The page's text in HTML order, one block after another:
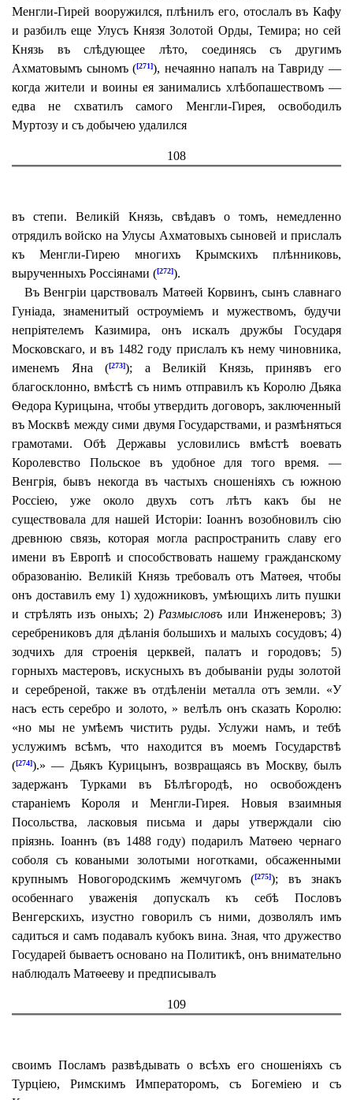
Менгли-Гирей вооружился, плѣнилъ его, отослалъ въ Кафу
и разбилъ еще Улусъ Князя Золотой Орды, Темира; но сей
Князь въ слѣдующее лѣто, соединясь съ другимъ
Ахматовымъ сыномъ ([271]), нечаянно напалъ на Тавриду —
когда жители и воины ея занимались хлѣбопашествомъ —
едва не схватилъ самого Менгли-Гирея, освободилъ
Муртозу и съ добычею удалился
108
въ степи. Великій Князь, свѣдавъ о томъ, немедленно
отрядилъ войско на Улусы Ахматовыхъ сыновей и прислалъ
къ Менгли-Гирею многихъ Крымскихъ плѣнниковь,
вырученныхъ Россіянами ([272]).
Въ Венгріи царствовалъ Матѳей Корвинъ, сынъ славнаго
Гуніада, знаменитый остроуміемъ и мужествомъ, будучи
непріятелемъ Казимира, онъ искалъ дружбы Государя
Московскаго, и въ 1482 году прислалъ къ нему чиновника,
именемъ Яна ([273]); а Великій Князь, принявъ его
благосклонно, вмѣстѣ съ нимъ отправилъ къ Королю Дьяка
Ѳедора Курицына, чтобы утвердить договоръ, заключенный
въ Москвѣ между сими двумя Государствами, и размѣняться
грамотами. Обѣ Державы условились вмѣстѣ воевать
Королевство Польское въ удобное для того время. —
Венгрія, бывъ некогда въ частыхъ сношеніяхъ съ южною
Россіею, уже около двухъ сотъ лѣтъ какъ бы не
существовала для нашей Исторіи: Іоаннъ возобновилъ сію
древнюю связь, которая могла распространить славу его
имени въ Европѣ и способствовать нашему гражданскому
образованію. Великій Князь требовалъ отъ Матѳея, чтобы
онъ доставилъ ему 1) художниковъ, умѣющихъ лить пушки
и стрѣлять изъ оныхъ; 2) Размысловъ или Инженеровъ; 3)
серебрениковъ для дѣланія большихъ и малыхъ сосудовъ; 4)
зодчихъ для строенія церквей, палатъ и городовъ; 5)
горныхъ мастеровъ, искусныхъ въ добываніи руды золотой
и серебреной, также въ отдѣленіи металла отъ земли. «У
насъ есть серебро и золото, » велѣлъ онъ сказать Королю:
«но мы не умѣемъ чистить руды. Услужи намъ, и тебѣ
услужимъ всѣмъ, что находится въ моемъ Государствѣ
([274]).» — Дьякъ Курицынъ, возвращаясь въ Москву, былъ
задержанъ Турками въ Бѣлѣгородѣ, но освобожденъ
стараніемъ Короля и Менгли-Гирея. Новыя взаимныя
Посольства, ласковыя письма и дары утверждали сію
пріязнь. Іоаннъ (въ 1488 году) подарилъ Матѳею чернаго
соболя съ коваными золотыми ноготками, обсаженными
крупнымъ Новогородскимъ жемчугомъ ([275]); въ знакъ
особеннаго уваженія допускалъ къ себѣ Пословъ
Венгерскихъ, изустно говорилъ съ ними, дозволялъ имъ
садиться и самъ подавалъ кубокъ вина. Зная, что дружество
Государей бываетъ основано на Политикѣ, онъ внимательно
наблюдалъ Матѳееву и предписывалъ
109
своимъ Посламъ развѣдывать о всѣхъ его сношеніяхъ съ
Турціею, Римскимъ Императоромъ, съ Богеміею и съ